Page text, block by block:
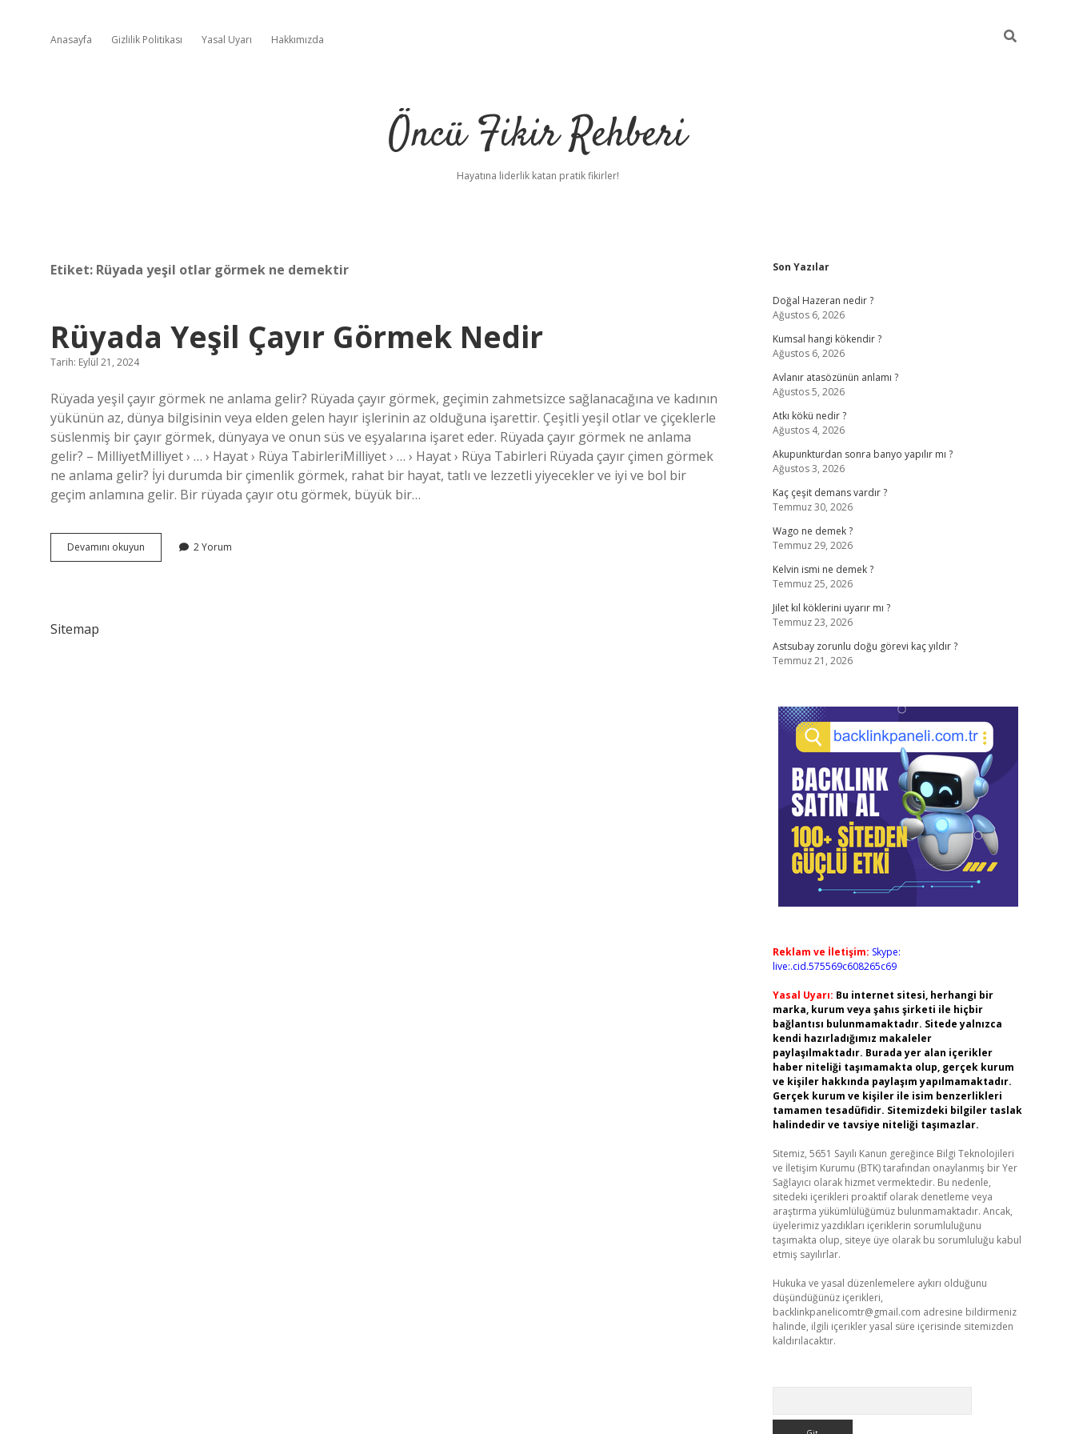
Anasayfa Gizlilik Politikası Yasal Uyarı Hakkımızda
Öncü Fikir Rehberi
Hayatına liderlik katan pratik fikirler!
Etiket: Rüyada yeşil otlar görmek ne demektir
Rüyada Yeşil Çayır Görmek Nedir
Tarih: Eylül 21, 2024
Rüyada yeşil çayır görmek ne anlama gelir? Rüyada çayır görmek, geçimin zahmetsizce sağlanacağına ve kadının
yükünün az, dünya bilgisinin veya elden gelen hayır işlerinin az olduğuna işarettir. Çeşitli yeşil otlar ve çiçeklerle
süslenmiş bir çayır görmek, dünyaya ve onun süs ve eşyalarına işaret eder. Rüyada çayır görmek ne anlama
gelir? – MilliyetMilliyet › … › Hayat › Rüya TabirleriMilliyet › … › Hayat › Rüya Tabirleri Rüyada çayır çimen görmek
ne anlama gelir? İyi durumda bir çimenlik görmek, rahat bir hayat, tatlı ve lezzetli yiyecekler ve iyi ve bol bir
geçim anlamına gelir. Bir rüyada çayır otu görmek, büyük bir…
Devamını okuyun
Yeşil
2 Yorum
Sitemap
Sidebar
Son Yazılar
Doğal Hazeran nedir ?
Ağustos 6, 2026
Kumsal hangi kökendir ?
Ağustos 6, 2026
Avlanır atasözünün anlamı ?
Ağustos 5, 2026
Atkı kökü nedir ?
Ağustos 4, 2026
Akupunkturdan sonra banyo yapılır mı ?
Ağustos 3, 2026
Kaç çeşit demans vardır ?
Temmuz 30, 2026
Wago ne demek ?
Temmuz 29, 2026
Kelvin ismi ne demek ?
Temmuz 25, 2026
Jilet kıl köklerini uyarır mı ?
Temmuz 23, 2026
Astsubay zorunlu doğu görevi kaç yıldır ?
Temmuz 21, 2026
Reklam ve İletişim: Skype:
live:.cid.575569c608265c69
Yasal Uyarı: Bu internet sitesi, herhangi bir
marka, kurum veya şahıs şirketi ile hiçbir
bağlantısı bulunmamaktadır. Sitede yalnızca
kendi hazırladığımız makaleler
paylaşılmaktadır. Burada yer alan içerikler
haber niteliği taşımamakta olup, gerçek kurum
ve kişiler hakkında paylaşım yapılmamaktadır.
Gerçek kurum ve kişiler ile isim benzerlikleri
tamamen tesadüfidir. Sitemizdeki bilgiler taslak
halindedir ve tavsiye niteliği taşımazlar.
Sitemiz, 5651 Sayılı Kanun gereğince Bilgi Teknolojileri
ve İletişim Kurumu (BTK) tarafından onaylanmış bir Yer
Sağlayıcı olarak hizmet vermektedir. Bu nedenle,
sitedeki içerikleri proaktif olarak denetleme veya
araştırma yükümlülüğümüz bulunmamaktadır. Ancak,
üyelerimiz yazdıkları içeriklerin sorumluluğunu
taşımakta olup, siteye üye olarak bu sorumluluğu kabul
etmiş sayılırlar.
Hukuka ve yasal düzenlemelere aykırı olduğunu
düşündüğünüz içerikleri,
backlinkpanelicomtr@gmail.com adresine bildirmeniz
halinde, ilgili içerikler yasal süre içerisinde sitemizden
kaldırılacaktır.
ilbet giriş